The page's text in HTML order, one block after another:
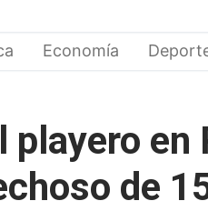
Economía
playero
de